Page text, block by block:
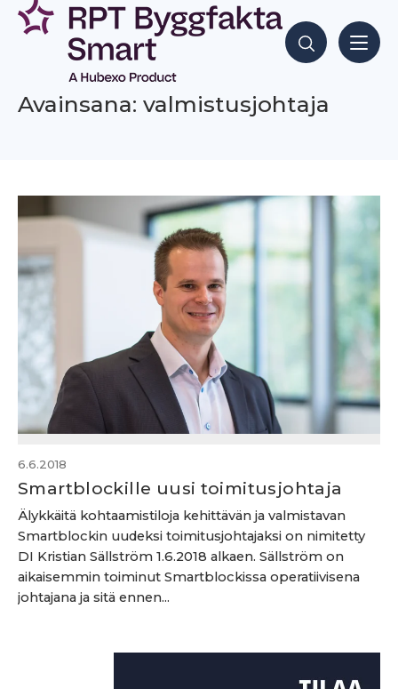
Siirry
sisältöön
Hae sisältöjä
Avainsana: valmistusjohtaja
6.6.2018
Smartblockille uusi toimitusjohtaja
Älykkäitä kohtaamistiloja kehittävän ja valmistavan
Smartblockin uudeksi toimitusjohtajaksi on nimitetty
DI Kristian Sällström 1.6.2018 alkaen. Sällström on
aikaisemmin toiminut Smartblockissa operatiivisena
johtajana ja sitä ennen...